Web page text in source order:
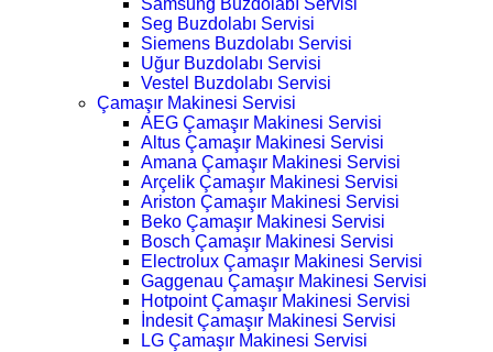
Seg Buzdolabı Servisi
Siemens Buzdolabı Servisi
Uğur Buzdolabı Servisi
Vestel Buzdolabı Servisi
Çamaşır Makinesi Servisi
AEG Çamaşır Makinesi Servisi
Altus Çamaşır Makinesi Servisi
Amana Çamaşır Makinesi Servisi
Arçelik Çamaşır Makinesi Servisi
Ariston Çamaşır Makinesi Servisi
Beko Çamaşır Makinesi Servisi
Bosch Çamaşır Makinesi Servisi
Electrolux Çamaşır Makinesi Servisi
Gaggenau Çamaşır Makinesi Servisi
Hotpoint Çamaşır Makinesi Servisi
İndesit Çamaşır Makinesi Servisi
LG Çamaşır Makinesi Servisi